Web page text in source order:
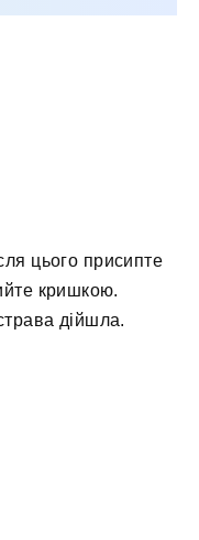
цього присипте
кришкою.
дійшла.